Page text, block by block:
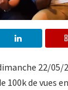
22/05/
100k de vues